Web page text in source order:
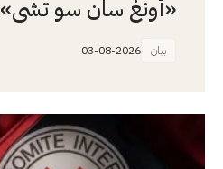
«أونغ سان سو تشي»
بيان 03-08-2026